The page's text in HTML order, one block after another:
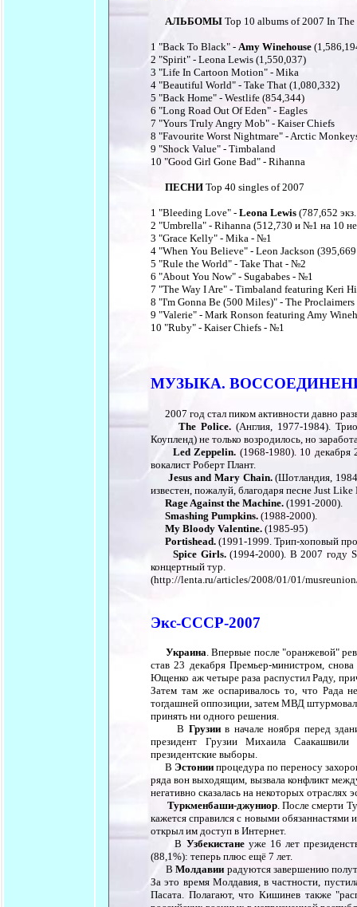
АЛЬБОМЫ Top 10 albums of 2007 In
1 "Back To Black" - Amy Winehouse
2 "Spirit" - Leona Lewis (1,550,037)
3 "Life In Cartoon Motion" - Mika
4 "Beautiful World" - Take That (1,080,332)
5 "Back Home" - Westlife (854,344)
6 "Long Road Out Of Eden" - Eagles
7 "Yours Truly Angry Mob" - Kaiser Chiefs
8 "Favourite Worst Nightmare" - Arctic
9 "Shock Value" - Timbaland
10 "Good Girl Gone Bad" - Rihanna
ПЕСНИ Top 40 singles of 2007
1 "Bleeding Love" -Leona Lewis (787,652
2 "Umbrella" - Rihanna (512,730 и №1 на 10
3 "Grace Kelly" - Mika - №1
4 "When You Believe" - Leon Jackson
5 "Rule the World" - Take That - №2
6 "About You Now" - Sugababes - №1
7 "The Way I Are" - Timbaland featuring Keri
8 "I'm Gonna Be (500 Miles)" - The
9 "Valerie" - Mark Ronson featuring Amy
10 "Ruby" - Kaiser Chiefs - №1
МУЗЫКА.
2007 год стал пиком активности давно
The Police. (Англия, 1977-1984).
Коупленд) не только возродилось, но
Led Zeppelin. (1968-1980). 10 декабря
вокалист Роберт Плант.
Jesus and Mary Chain.(Шотландия,
известен, пожалуй, благодаря песне Just
Rage Against the Machine. (1991-2000).
Smashing Pumpkins. (1988-2000).
My Bloody Valentine. (1985-95)
Portishead. (1991-1999. Трип-хоповый
Spice Girls.(1994-2000). В 2007 году
концертный тур.
(http://lenta.ru/articles/2008/01/01/
Экс-СССР-2007
Украина. Впервые после "оранжевой"
став 23 декабря Премьер-министром,
Ющенко аж четыре раза распустил Раду,
Затем там же оспаривалось то, что Рада
тогдашней оппозиции, затем МВД
принять ни одного решения.
В Грузиив начале ноября перед
президент Грузии Михаила
президентские выборы.
В Эстонии процедура по переносу
ряда вон выходящим, вызвала конфликт
негативно сказалась на некоторых отраслях
Туркменбаши-джуниор. После смерти
кажется справился с новыми
открыл им доступ в Интернет.
В Узбекистанеуже 16 лет
(88,1%): теперь плюс ещё 7 лет.
ВМолдавии радуются завершению
За это время Молдавия, в частности,
Пасата. Полагают, что Кишинев также